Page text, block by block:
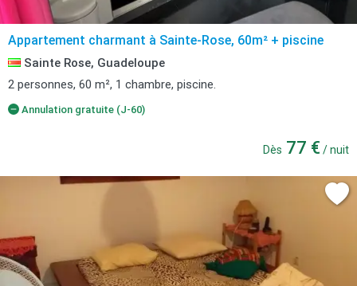
Appartement charmant à Sainte-Rose, 60m² + piscine
Sainte Rose, Guadeloupe
2 personnes, 60 m², 1 chambre, piscine.
Annulation gratuite (J-60)
Dès 77 € / nuit